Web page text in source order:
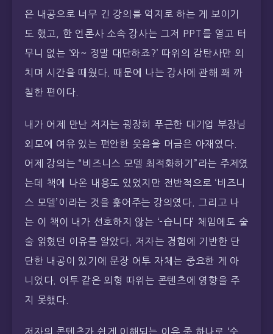
은 내공으로 너무 긴 강의를 억지로 하는 게 보이기
도 했고, 한 언론사 소속 강사는 그저 PPT를 열고 터
무니 없는 ‘와~ 정말 대단하죠?’ 따위의 감탄사만 외
치며 시간을 때웠다. 때문에 나는 강사에 관해 꽤 까
칠한 편이다.
내가 어제 만난 저자는 굉장히 푸근한 대기업 부장님
외모에 여유 있는 편안한 웃음을 머금은 아재였다.
어제 강의는 “비즈니스 모델 최적화하기”라는 주제였
는데 책에 나온 내용도 있었지만 전반적으로 ‘비즈니
스 모델’이라는 것을 훑어주는 강의였다. 그리고 나
는 이 책이 내가 선호하지 않는 ‘-습니다’ 체임에도 술
술 읽혔던 이유를 알았다. 저자는 경험에 기반한 단
단한 내공이 있기에 문장 어투 자체는 중요한 게 아
니었다. 어투 같은 외형 따위는 콘텐츠에 영향을 주
지 못했다.
저자의 콘텐츠가 쉽게 이해되는 이유 중 하나로 ‘숫